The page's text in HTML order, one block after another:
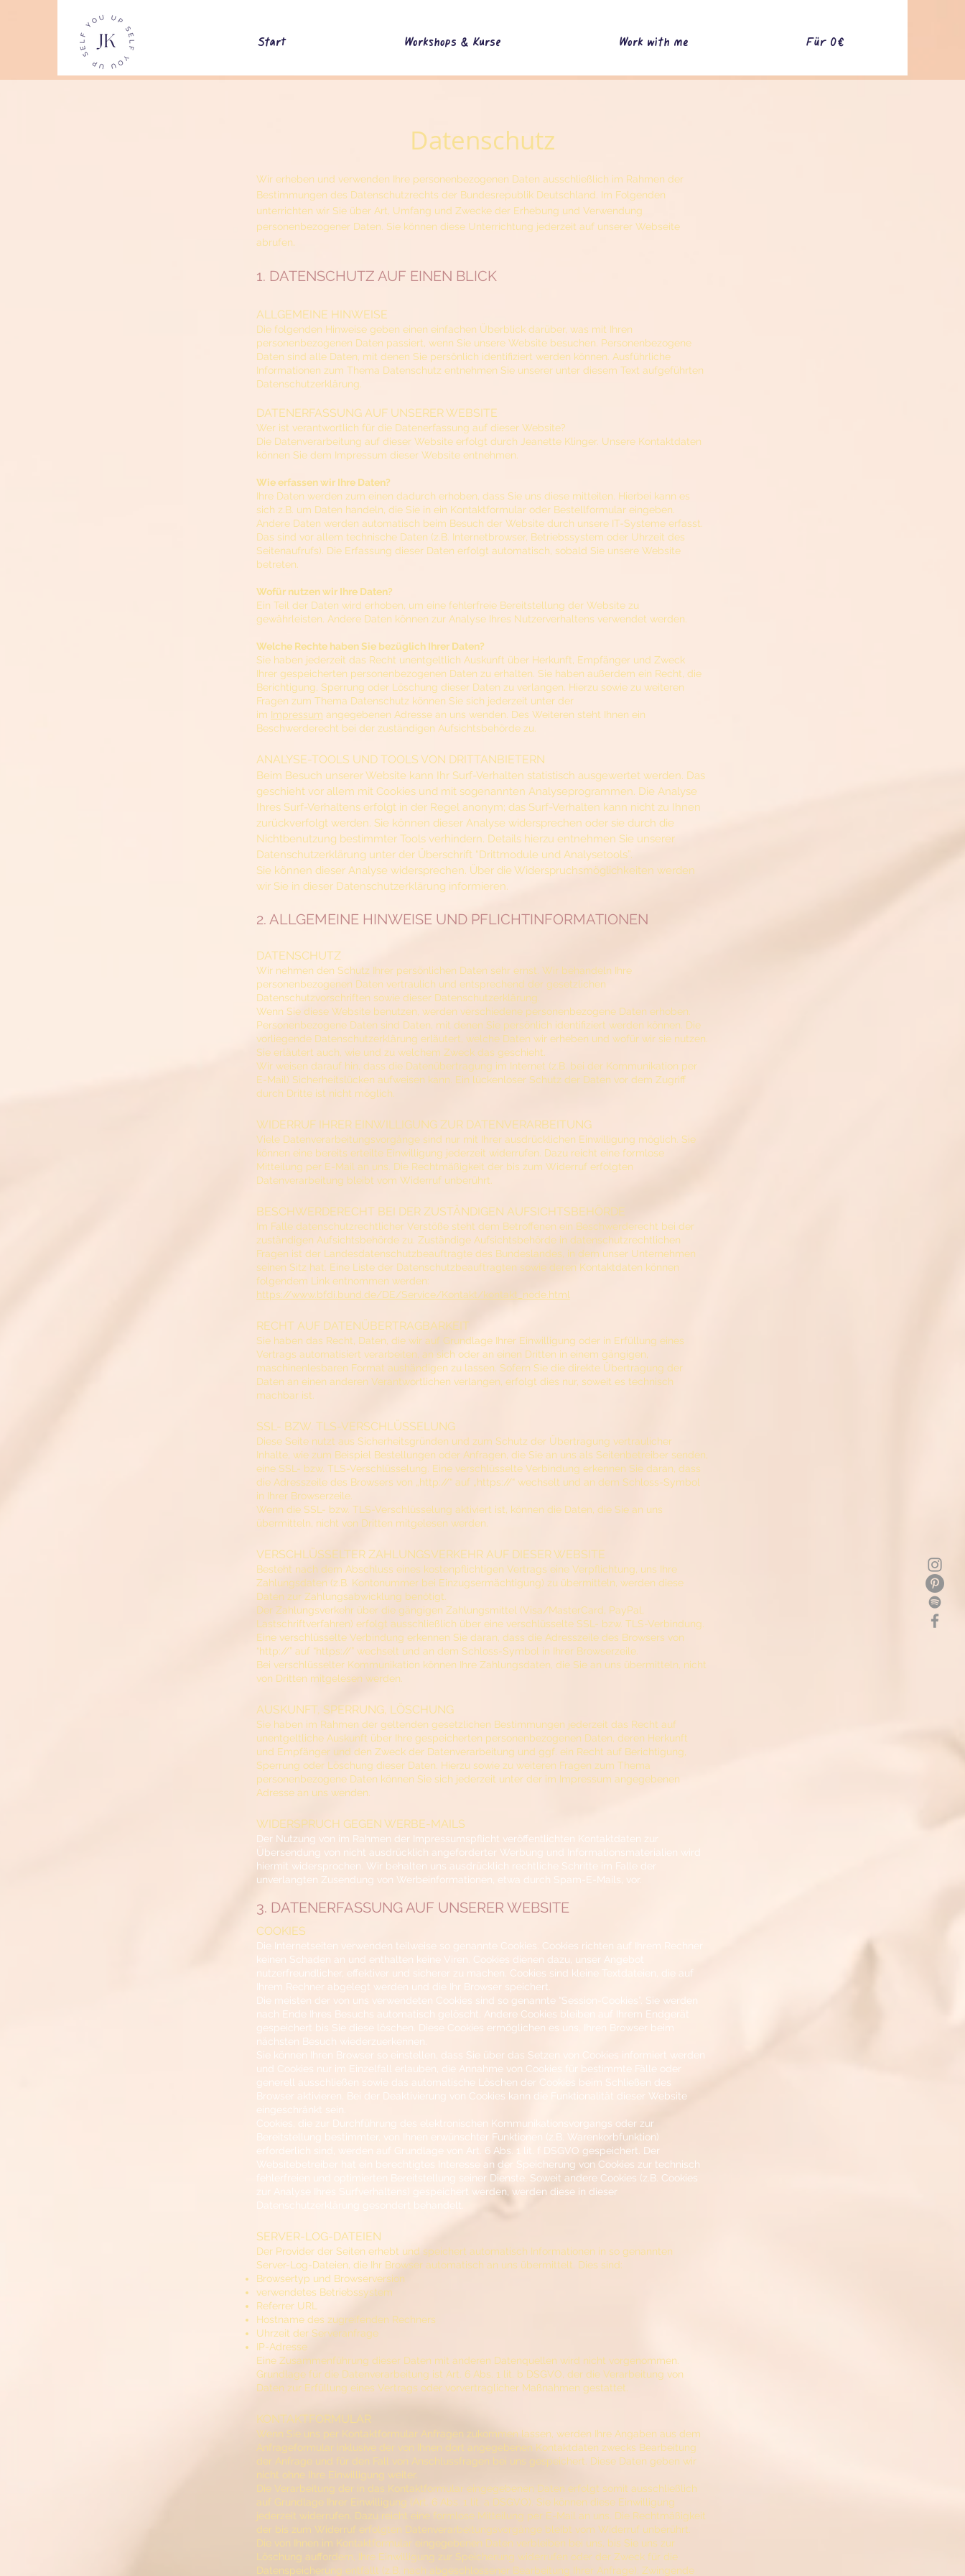
Start Workshops & Kurse Work with me Für 0€
Datenschutz
Wir erheben und verwenden Ihre personenbezogenen Daten ausschließlich im Rahmen der
Bestimmungen des Datenschutzrechts der Bundesrepublik Deutschland. Im Folgenden
unterrichten wir Sie über Art, Umfang und Zwecke der Erhebung und Verwendung
personenbezogener Daten. Sie können diese Unterrichtung jederzeit auf unserer Webseite
abrufen.
1. DATENSCHUTZ AUF EINEN BLICK
ALLGEMEINE HINWEISE
Die folgenden Hinweise geben einen einfachen Überblick darüber, was mit Ihren
personenbezogenen Daten passiert, wenn Sie unsere Website besuchen. Personenbezogene
Daten sind alle Daten, mit denen Sie persönlich identifiziert werden können. Ausführliche
Informationen zum Thema Datenschutz entnehmen Sie unserer unter diesem Text aufgeführten
Datenschutzerklärung.
DATENERFASSUNG AUF UNSERER WEBSITE
Wer ist verantwortlich für die Datenerfassung auf dieser Website?
Die Datenverarbeitung auf dieser Website erfolgt durch Jeanette Klinger. Unsere Kontaktdaten
können Sie dem Impressum dieser Website entnehmen.
Wie erfassen wir Ihre Daten?
Ihre Daten werden zum einen dadurch erhoben, dass Sie uns diese mitteilen. Hierbei kann es
sich z.B. um Daten handeln, die Sie in ein Kontaktformular oder Bestellformular eingeben.
Andere Daten werden automatisch beim Besuch der Website durch unsere IT-Systeme erfasst.
Das sind vor allem technische Daten (z.B. Internetbrowser, Betriebssystem oder Uhrzeit des
Seitenaufrufs). Die Erfassung dieser Daten erfolgt automatisch, sobald Sie unsere Website
betreten.
Wofür nutzen wir Ihre Daten?
Ein Teil der Daten wird erhoben, um eine fehlerfreie Bereitstellung der Website zu
gewährleisten. Andere Daten können zur Analyse Ihres Nutzerverhaltens verwendet werden.
Welche Rechte haben Sie bezüglich Ihrer Daten?
Sie haben jederzeit das Recht unentgeltlich Auskunft über Herkunft, Empfänger und Zweck
Ihrer gespeicherten personenbezogenen Daten zu erhalten. Sie haben außerdem ein Recht, die
Berichtigung, Sperrung oder Löschung dieser Daten zu verlangen. Hierzu sowie zu weiteren
Fragen zum Thema Datenschutz können Sie sich jederzeit unter der
im Impressum angegebenen Adresse an uns wenden. Des Weiteren steht Ihnen ein
Beschwerderecht bei der zuständigen Aufsichtsbehörde zu.
ANALYSE-TOOLS UND TOOLS VON DRITTANBIETERN
Beim Besuch unserer Website kann Ihr Surf-Verhalten statistisch ausgewertet werden. Das
geschieht vor allem mit Cookies und mit sogenannten Analyseprogrammen. Die Analyse
Ihres Surf-Verhaltens erfolgt in der Regel anonym; das Surf-Verhalten kann nicht zu Ihnen
zurückverfolgt werden. Sie können dieser Analyse widersprechen oder sie durch die
Nichtbenutzung bestimmter Tools verhindern. Details hierzu entnehmen Sie unserer
Datenschutzerklärung unter der Überschrift “Drittmodule und Analysetools”.
Sie können dieser Analyse widersprechen. Über die Widerspruchsmöglichkeiten werden
wir Sie in dieser Datenschutzerklärung informieren.
2. ALLGEMEINE HINWEISE UND PFLICHTINFORMATIONEN
DATENSCHUTZ
Wir nehmen den Schutz Ihrer persönlichen Daten sehr ernst. Wir behandeln Ihre
personenbezogenen Daten vertraulich und entsprechend der gesetzlichen
Datenschutzvorschriften sowie dieser Datenschutzerklärung.
Wenn Sie diese Website benutzen, werden verschiedene personenbezogene Daten erhoben.
Personenbezogene Daten sind Daten, mit denen Sie persönlich identifiziert werden können. Die
vorliegende Datenschutzerklärung erläutert, welche Daten wir erheben und wofür wir sie nutzen.
Sie erläutert auch, wie und zu welchem Zweck das geschieht.
Wir weisen darauf hin, dass die Datenübertragung im Internet (z.B. bei der Kommunikation per
E-Mail) Sicherheitslücken aufweisen kann. Ein lückenloser Schutz der Daten vor dem Zugriff
durch Dritte ist nicht möglich.
WIDERRUF IHRER EINWILLIGUNG ZUR DATENVERARBEITUNG
Viele Datenverarbeitungsvorgänge sind nur mit Ihrer ausdrücklichen Einwilligung möglich. Sie
können eine bereits erteilte Einwilligung jederzeit widerrufen. Dazu reicht eine formlose
Mitteilung per E-Mail an uns. Die Rechtmäßigkeit der bis zum Widerruf erfolgten
Datenverarbeitung bleibt vom Widerruf unberührt.
BESCHWERDERECHT BEI DER ZUSTÄNDIGEN AUFSICHTSBEHÖRDE
Im Falle datenschutzrechtlicher Verstöße steht dem Betroffenen ein Beschwerderecht bei der
zuständigen Aufsichtsbehörde zu. Zuständige Aufsichtsbehörde in datenschutzrechtlichen
Fragen ist der Landesdatenschutzbeauftragte des Bundeslandes, in dem unser Unternehmen
seinen Sitz hat. Eine Liste der Datenschutzbeauftragten sowie deren Kontaktdaten können
folgendem Link entnommen werden:
https://www.bfdi.bund.de/DE/Service/Kontakt/kontakt_node.html
RECHT AUF DATENÜBERTRAGBARKEIT
Sie haben das Recht, Daten, die wir auf Grundlage Ihrer Einwilligung oder in Erfüllung eines
Vertrags automatisiert verarbeiten, an sich oder an einen Dritten in einem gängigen,
maschinenlesbaren Format aushändigen zu lassen. Sofern Sie die direkte Übertragung der
Daten an einen anderen Verantwortlichen verlangen, erfolgt dies nur, soweit es technisch
machbar ist.
SSL- BZW. TLS-VERSCHLÜSSELUNG
Diese Seite nutzt aus Sicherheitsgründen und zum Schutz der Übertragung vertraulicher
Inhalte, wie zum Beispiel Bestellungen oder Anfragen, die Sie an uns als Seitenbetreiber senden,
eine SSL- bzw. TLS-Verschlüsselung. Eine verschlüsselte Verbindung erkennen Sie daran, dass
die Adresszeile des Browsers von „http://“ auf „https://“ wechselt und an dem Schloss-Symbol
in Ihrer Browserzeile.
Wenn die SSL- bzw. TLS-Verschlüsselung aktiviert ist, können die Daten, die Sie an uns
übermitteln, nicht von Dritten mitgelesen werden.
VERSCHLÜSSELTER ZAHLUNGSVERKEHR AUF DIESER WEBSITE
Besteht nach dem Abschluss eines kostenpflichtigen Vertrags eine Verpflichtung, uns Ihre
Zahlungsdaten (z.B. Kontonummer bei Einzugsermächtigung) zu übermitteln, werden diese
Daten zur Zahlungsabwicklung benötigt.
Der Zahlungsverkehr über die gängigen Zahlungsmittel (Visa/MasterCard, PayPal,
Lastschriftverfahren) erfolgt ausschließlich über eine verschlüsselte SSL- bzw. TLS-Verbindung.
Eine verschlüsselte Verbindung erkennen Sie daran, dass die Adresszeile des Browsers von
“http://” auf “https://” wechselt und an dem Schloss-Symbol in Ihrer Browserzeile.
Bei verschlüsselter Kommunikation können Ihre Zahlungsdaten, die Sie an uns übermitteln, nicht
von Dritten mitgelesen werden.
AUSKUNFT, SPERRUNG, LÖSCHUNG
Sie haben im Rahmen der geltenden gesetzlichen Bestimmungen jederzeit das Recht auf
unentgeltliche Auskunft über Ihre gespeicherten personenbezogenen Daten, deren Herkunft
und Empfänger und den Zweck der Datenverarbeitung und ggf. ein Recht auf Berichtigung,
Sperrung oder Löschung dieser Daten. Hierzu sowie zu weiteren Fragen zum Thema
personenbezogene Daten können Sie sich jederzeit unter der im Impressum angegebenen
Adresse an uns wenden.
WIDERSPRUCH GEGEN WERBE-MAILS
Der Nutzung von im Rahmen der Impressumspflicht veröffentlichten Kontaktdaten zur
Übersendung von nicht ausdrücklich angeforderter Werbung und Informationsmaterialien wird
hiermit widersprochen. Wir behalten uns ausdrücklich rechtliche Schritte im Falle der
unverlangten Zusendung von Werbeinformationen, etwa durch Spam-E-Mails, vor.
3. DATENERFASSUNG AUF UNSERER WEBSITE
COOKIES
Die Internetseiten verwenden teilweise so genannte Cookies. Cookies richten auf Ihrem Rechner
keinen Schaden an und enthalten keine Viren. Cookies dienen dazu, unser Angebot
nutzerfreundlicher, effektiver und sicherer zu machen. Cookies sind kleine Textdateien, die auf
Ihrem Rechner abgelegt werden und die Ihr Browser speichert.
Die meisten der von uns verwendeten Cookies sind so genannte “Session-Cookies”. Sie werden
nach Ende Ihres Besuchs automatisch gelöscht. Andere Cookies bleiben auf Ihrem Endgerät
gespeichert bis Sie diese löschen. Diese Cookies ermöglichen es uns, Ihren Browser beim
nächsten Besuch wiederzuerkennen.
Sie können Ihren Browser so einstellen, dass Sie über das Setzen von Cookies informiert werden
und Cookies nur im Einzelfall erlauben, die Annahme von Cookies für bestimmte Fälle oder
generell ausschließen sowie das automatische Löschen der Cookies beim Schließen des
Browser aktivieren. Bei der Deaktivierung von Cookies kann die Funktionalität dieser Website
eingeschränkt sein.
Cookies, die zur Durchführung des elektronischen Kommunikationsvorgangs oder zur
Bereitstellung bestimmter, von Ihnen erwünschter Funktionen (z.B. Warenkorbfunktion)
erforderlich sind, werden auf Grundlage von Art. 6 Abs. 1 lit. f DSGVO gespeichert. Der
Websitebetreiber hat ein berechtigtes Interesse an der Speicherung von Cookies zur technisch
fehlerfreien und optimierten Bereitstellung seiner Dienste. Soweit andere Cookies (z.B. Cookies
zur Analyse Ihres Surfverhaltens) gespeichert werden, werden diese in dieser
Datenschutzerklärung gesondert behandelt.
SERVER-LOG-DATEIEN
Der Provider der Seiten erhebt und speichert automatisch Informationen in so genannten
Server-Log-Dateien, die Ihr Browser automatisch an uns übermittelt. Dies sind:
Browsertyp und Browserversion
verwendetes Betriebssystem
Referrer URL
Hostname des zugreifenden Rechners
Uhrzeit der Serveranfrage
IP-Adresse
Eine Zusammenführung dieser Daten mit anderen Datenquellen wird nicht vorgenommen.
Grundlage für die Datenverarbeitung ist Art. 6 Abs. 1 lit. b DSGVO, der die Verarbeitung von
Daten zur Erfüllung eines Vertrags oder vorvertraglicher Maßnahmen gestattet.
KONTAKTFORMULAR
Wenn Sie uns per Kontaktformular Anfragen zukommen lassen, werden Ihre Angaben aus dem
Anfrageformular inklusive der von Ihnen dort angegebenen Kontaktdaten zwecks Bearbeitung
der Anfrage und für den Fall von Anschlussfragen bei uns gespeichert. Diese Daten geben wir
nicht ohne Ihre Einwilligung weiter.
Die Verarbeitung der in das Kontaktformular eingegebenen Daten erfolgt somit ausschließlich
auf Grundlage Ihrer Einwilligung (Art. 6 Abs. 1 lit. a DSGVO). Sie können diese Einwilligung
jederzeit widerrufen. Dazu reicht eine formlose Mitteilung per E-Mail an uns. Die Rechtmäßigkeit
der bis zum Widerruf erfolgten Datenverarbeitungsvorgänge bleibt vom Widerruf unberührt.
Die von Ihnen im Kontaktformular eingegebenen Daten verbleiben bei uns, bis Sie uns zur
Löschung auffordern, Ihre Einwilligung zur Speicherung widerrufen oder der Zweck für die
Datenspeicherung entfällt (z.B. nach abgeschlossener Bearbeitung Ihrer Anfrage). Zwingende